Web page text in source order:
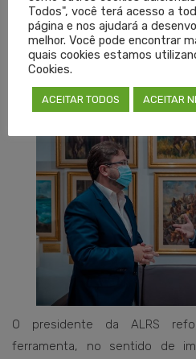
O presidente da ALRS
ferramenta, no sentido de
Todos", você terá acesso a
página e nos ajudará a
melhor. Você pode encontrar
quais cookies estamos
Cookies.
ACEITAR TODOS ACEITAR